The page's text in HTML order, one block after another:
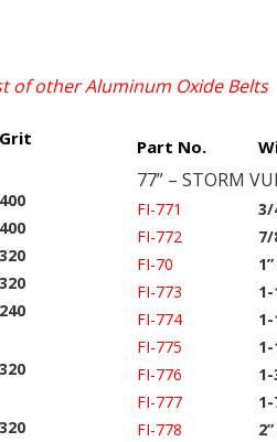
of other Aluminum Oxide Belts
Grit
400
400
320
320
240
320
320
Part No.
77” – STORM
FI-771 3/
FI-772
7/
FI-70
FI-773
1-
FI-774
1-
FI-775
1-
FI-776
1-
FI-777
1-
FI-778